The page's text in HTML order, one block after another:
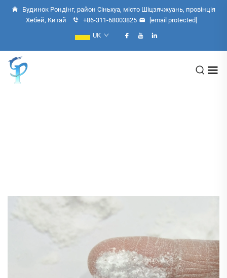
Будинок Рондінг, район Сіньхуа, місто Шіцзячжуань, провінція
Хебей, Китай
+86-311-68003825
[email protected]
UK